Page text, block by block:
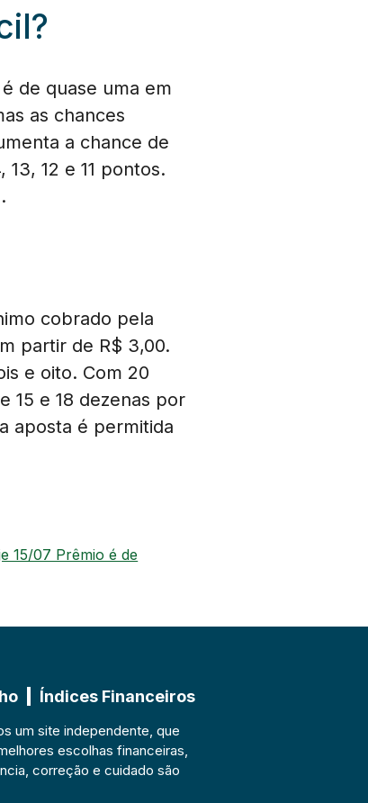
de quase uma em
as chances
a chance de
12 e 11 pontos.
cobrado pela
partir de R$ 3,00.
e oito. Com 20
15 e 18 dezenas por
aposta é permitida
15/07 Prêmio é de
Índices Financeiros
um site independente, que
escolhas financeiras,
correção e cuidado são